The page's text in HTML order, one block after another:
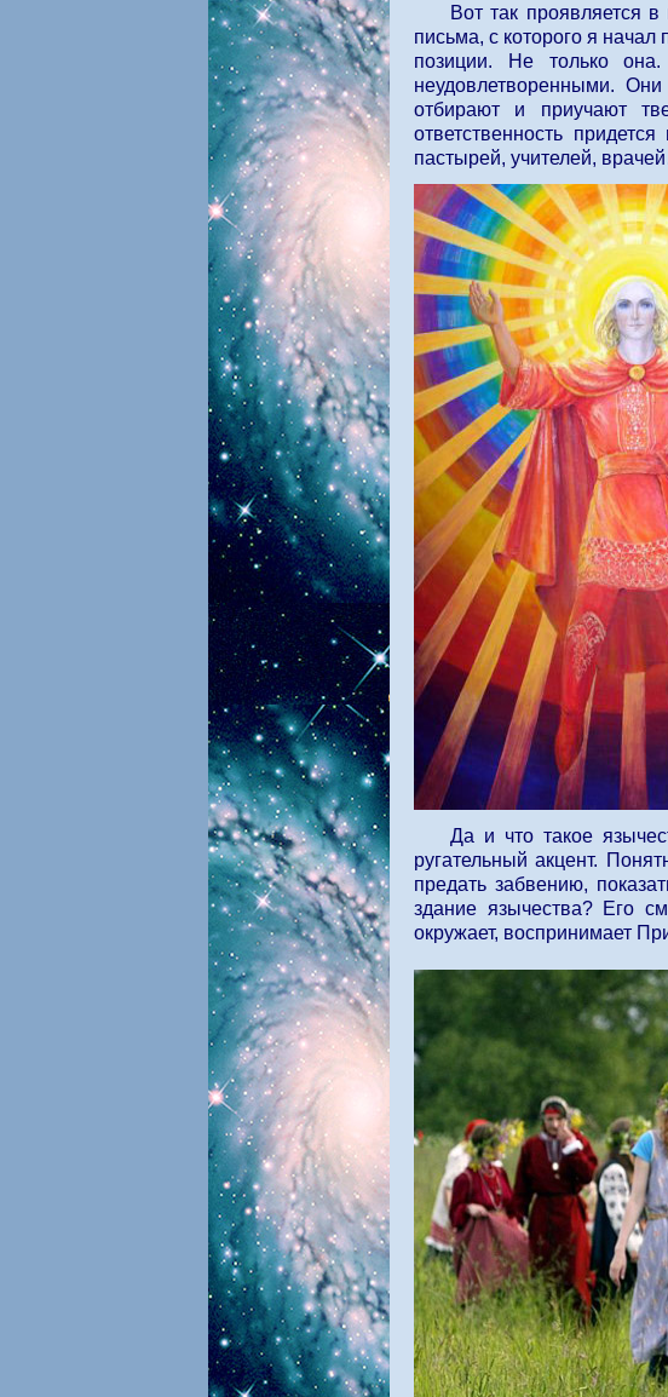
Вот так проявляется
письма, с которого я
позиции. Не только
неудовлетворенными.
отбирают и приучают
ответственность
пастырей, учителей,
Да и что такое
ругательный акцент.
предать забвению,
здание язычества? Его
окружает, воспринимает